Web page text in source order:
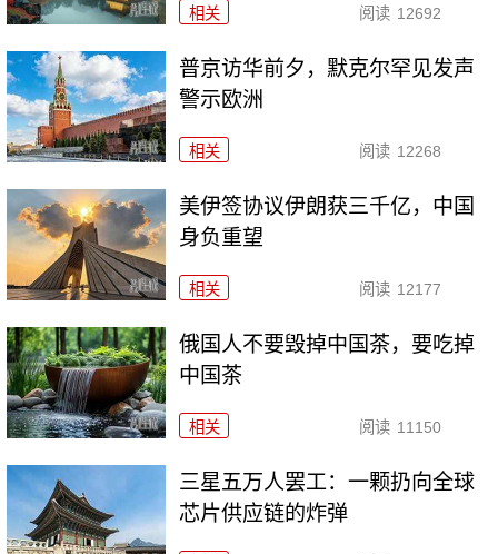
相关 阅读 12692
普京访华前夕，默克尔罕见发声
警示欧洲
相关 阅读 12268
美伊签协议伊朗获三千亿，中国
身负重望
相关 阅读 12177
俄国人不要毁掉中国茶，要吃掉
中国茶
相关 阅读 11150
三星五万人罢工：一颗扔向全球
芯片供应链的炸弹